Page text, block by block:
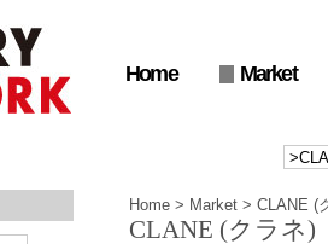
Home Market
Home > Market > CLANE (
CLANE (クラネ)